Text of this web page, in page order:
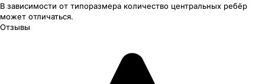
В зависимости от типоразмера количество центральных ребёр
может отличаться.
Отзывы